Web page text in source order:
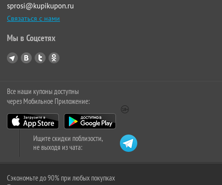
sprosi@kupikupon.ru
Связаться с нами
Мы в Соцсетях
Все наши купоны доступны
через Мобильное Приложение:
Ищите скидки поблизости,
не выходя из чата:
Сэкономьте до 90% при любых покупках